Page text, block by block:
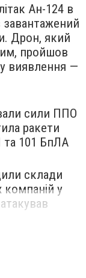
Ан-124 в
Дрон, який
пройшов
виявлення —
сили ППО
ракети
та 101 БпЛА
склади
у